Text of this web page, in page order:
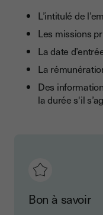
L’intitulé de
Les missions
La date
La
Des
la durée s'il
Bon à savoir